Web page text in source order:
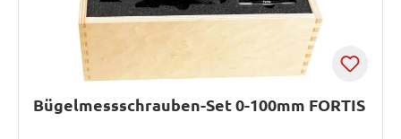
Bügelmessschrauben-Set 0-100mm FORTIS